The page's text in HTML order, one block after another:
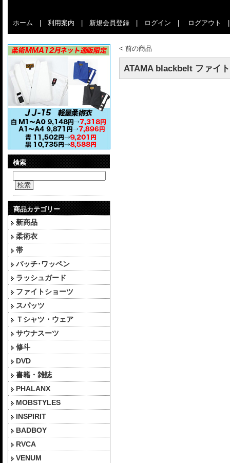
ホーム 利用案内 新規会員登録 ログイン ログアウト
検索
検索
商品カテゴリー
新商品
柔術衣
帯
パッチ･ワッペン
ラッシュガード
ファイトショーツ
スパッツ
Ｔシャツ・ウェア
サウナスーツ
修斗
DVD
書籍・雑誌
PHALANX
MOBSTYLES
INSPIRIT
BADBOY
RVCA
VENUM
< 前の商品
ATAMA blackbelt ファイ